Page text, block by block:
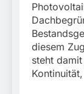
diesem
steht